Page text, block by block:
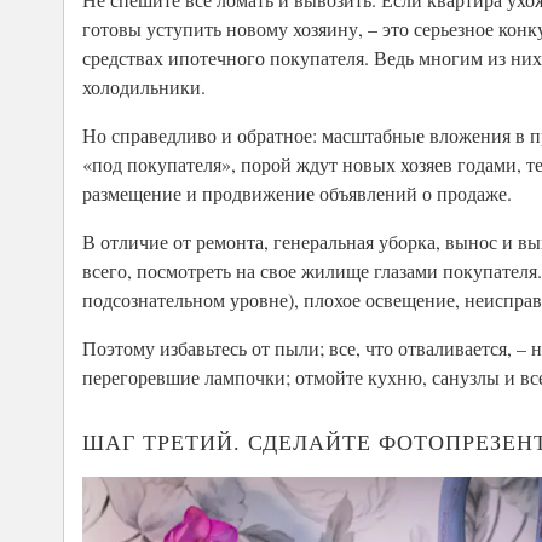
готовы уступить новому хозяину, – это серьезное
средствах ипотечного покупателя. Ведь многим из
холодильники.
Но справедливо и обратное: масштабные вложения в
«под покупателя», порой ждут новых хозяев годами,
размещение и продвижение объявлений о продаже.
В отличие от ремонта, генеральная уборка, вынос и
всего, посмотреть на свое жилище глазами
подсознательном уровне), плохое освещение,
Поэтому избавьтесь от пыли; все, что
перегоревшие лампочки; отмойте кухню, санузлы и
ШАГ ТРЕТИЙ. СДЕЛАЙТЕ